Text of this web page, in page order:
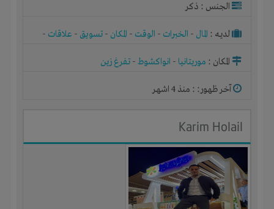
الجنس : ذكر
لديـه : المال - الخبرات - الوقت - المكان - تسويق - علاقات -
المكان : موريتانيا - انواكشوط- تفرغ زين
آخر ظهور: : منذ 4 اشهر
Karim Holail